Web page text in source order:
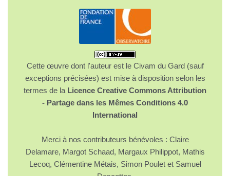
Cette œuvre dont l'auteur est le Civam du Gard (sauf
exceptions précisées) est mise à disposition selon les
termes de la Licence Creative Commons Attribution
- Partage dans les Mêmes Conditions 4.0
International
Merci à nos contributeurs bénévoles : Claire
Delamare, Margot Schaad, Margaux Philippot, Mathis
Lecoq, Clémentine Métais, Simon Poulet et Samuel